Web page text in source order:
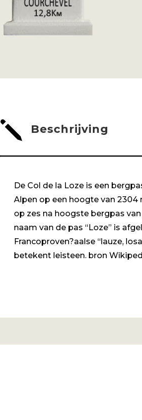
j Beschrijving
De Col de la Loze is een
Alpen op een hoogte van 2304
op zes na hoogste bergpas van
naam van de pas “Loze” is
Francoproven?aalse “lauze,
betekent leisteen. bron